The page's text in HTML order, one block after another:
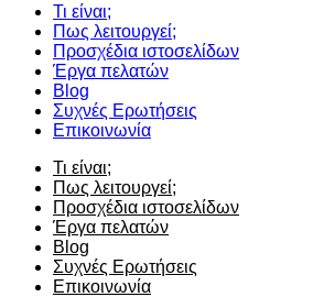
Τι είναι;
Πως λειτουργεί;
Προσχέδια ιστοσελίδων
Έργα πελατών
Blog
Συχνές Ερωτήσεις
Επικοινωνία
Τι είναι;
Πως λειτουργεί;
Προσχέδια ιστοσελίδων
Έργα πελατών
Blog
Συχνές Ερωτήσεις
Επικοινωνία